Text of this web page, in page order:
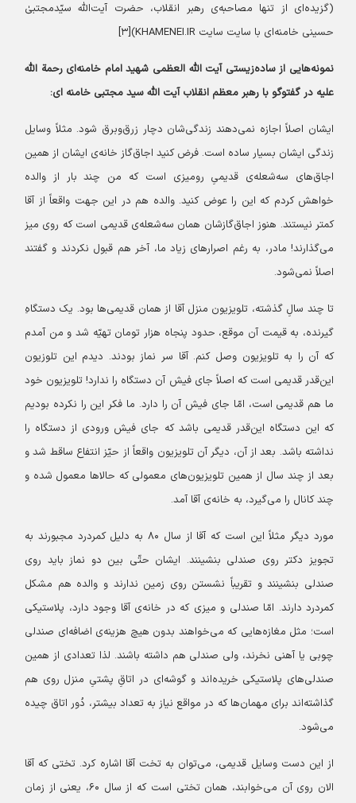
(گزیده‌ای از تنها مصاحبه‌ی رهبر انقلاب، حضرت آیت‌الله سیّدمجتبیٰ
حسینی خامنه‌ای با سایت سایت KHAMENEI.IR)[۳]
نمونه‌هایی از ساده‌زیستی آیت الله العظمی شهید امام خامنه‌ای رحمة الله
علیه در گفتوگو با رهبر معظم انقلاب آیت الله سید مجتبی خامنه ای:
ایشان اصلاً اجازه نمی‌دهند زندگی‌شان دچار زرق‌وبرق شود. مثلاً وسایل
زندگی ایشان بسیار ساده است. فرض کنید اجاق‌گاز خانه‌ی ایشان از همین
اجاق‌های سه‌شعله‌ی قدیمیِ رومیزی است که من چند بار از والده
خواهش کردم که این را عوض کنید. والده هم در این جهت واقعاً از آقا
کمتر نیستند. هنوز اجاق‌گازشان همان سه‌شعله‌ی قدیمی است که روی میز
می‌گذارند! مادر، به رغم اصرارهای زیاد ما، آخر هم قبول نکردند و گفتند
اصلاً نمی‌شود.
تا چند سالِ گذشته، تلویزیون منزل آقا از همان قدیمی‌ها بود. یک دستگاهِ
گیرنده، به قیمت آن موقع، حدود پنجاه هزار تومان تهیّه شد و من آمدم
که آن را به تلویزیون وصل کنم. آقا سر نماز بودند. دیدم این تلوزیون
این‌قدر قدیمی است که اصلاً جای فیش آن دستگاه را ندارد! تلویزیون خود
ما هم قدیمی است، امّا جای فیش آن را دارد. ما فکر این را نکرده بودیم
که این‌ دستگاه این‌قدر قدیمی باشد که جای فیش ورودی از دستگاه را
نداشته باشد. بعد از آن، دیگر آن تلویزیون واقعاً از حیّز انتفاع ساقط شد و
بعد از چند سال از همین تلویزیون‌های معمولی که حالاها معمول شده و
چند کانال را می‌گیرد، به خانه‌ی آقا آمد.
مورد دیگر مثلاً این است که آقا از سال ۸۰ به دلیل کمردرد مجبورند به
تجویز دکتر روی صندلی بنشینند. ایشان حتّی بین دو نماز باید روی
صندلی بنشینند و تقریباً نشستن روی زمین ندارند و والده هم مشکل
کمردرد دارند. امّا صندلی‌ و میزی که در خانه‌ی آقا وجود دارد، پلاستیکی
است؛ مثل مغازه‌هایی که می‌خواهند بدون هیچ هزینه‌ی اضافه‌ای صندلی
چوبی یا آهنی نخرند، ولی صندلی هم داشته باشند. لذا تعدادی از همین
صندلی‌های پلاستیکی خریده‌اند و گوشه‌ای در اتاقِ پشتیِ منزل روی هم
گذاشته‌اند برای مهمان‌ها که در مواقع نیاز به تعداد بیشتر، دُور اتاق چیده
می‌شود.
از این دست وسایل قدیمی، می‌توان به تخت آقا اشاره کرد. تختی که آقا
الان روی آن می‌خوابند، همان تختی است که از سال ۶۰، یعنی از زمان